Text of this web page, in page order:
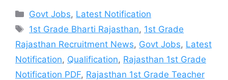
Categories
Govt Jobs, Latest Notification
Tags
1st Grade Bharti Rajasthan, 1st Grade
Rajasthan Recruitment News, Govt Jobs, Latest
Notification, Qualification, Rajasthan 1st Grade
Notification PDF, Rajasthan 1st Grade Teacher